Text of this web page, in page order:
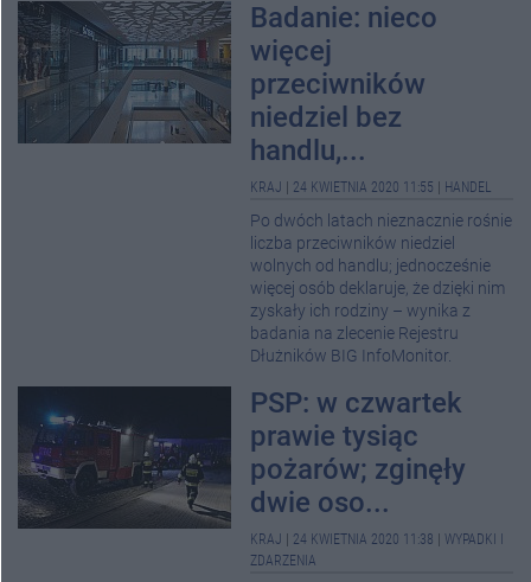
Badanie: nieco
więcej
przeciwników
niedziel bez
handlu,...
KRAJ 24 KWIETNIA 2020 11:55 HANDEL
Po dwóch latach nieznacznie rośnie
liczba przeciwników niedziel
wolnych od handlu; jednocześnie
więcej osób deklaruje, że dzięki nim
zyskały ich rodziny – wynika z
badania na zlecenie Rejestru
Dłużników BIG InfoMonitor.
PSP: w czwartek
prawie tysiąc
pożarów; zginęły
dwie oso...
KRAJ 24 KWIETNIA 2020 11:38
WYPADKI I
ZDARZENIA